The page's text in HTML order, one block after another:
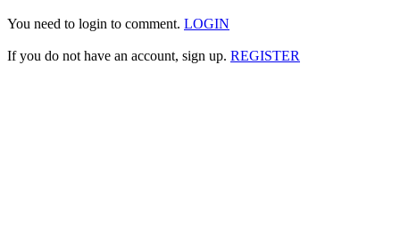
You need to login to comment. LOGIN
If you do not have an account, sign up. REGISTER